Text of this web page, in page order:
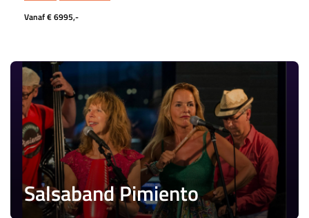
Vanaf € 6995,-
Salsaband Pimiento